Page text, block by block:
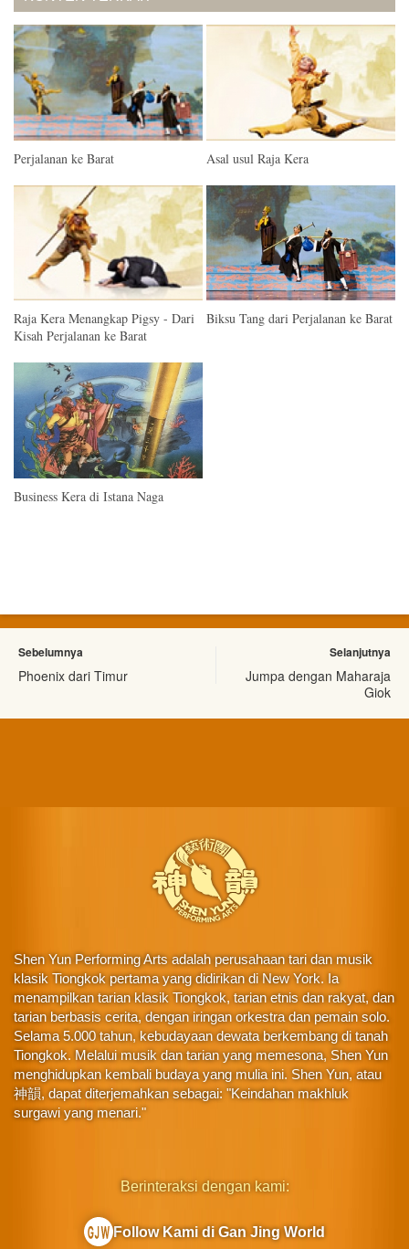
Perjalanan ke Barat Asal usul Raja Kera
Raja Kera Menangkap Pigsy - Dari
Kisah Perjalanan ke Barat
Biksu Tang dari Perjalanan ke Barat
Business Kera di Istana Naga
Sebelumnya
Phoenix dari Timur
Selanjutnya
Jumpa dengan Maharaja
Giok
Shen Yun Performing Arts adalah perusahaan tari dan musik
klasik Tiongkok pertama yang didirikan di New York. Ia
menampilkan tarian klasik Tiongkok, tarian etnis dan rakyat, dan
tarian berbasis cerita, dengan iringan orkestra dan pemain solo.
Selama 5.000 tahun, kebudayaan dewata berkembang di tanah
Tiongkok. Melalui musik dan tarian yang memesona, Shen Yun
menghidupkan kembali budaya yang mulia ini. Shen Yun, atau
神韻, dapat diterjemahkan sebagai: "Keindahan makhluk
surgawi yang menari."
Berinteraksi dengan kami:
Follow Kami di Gan Jing World